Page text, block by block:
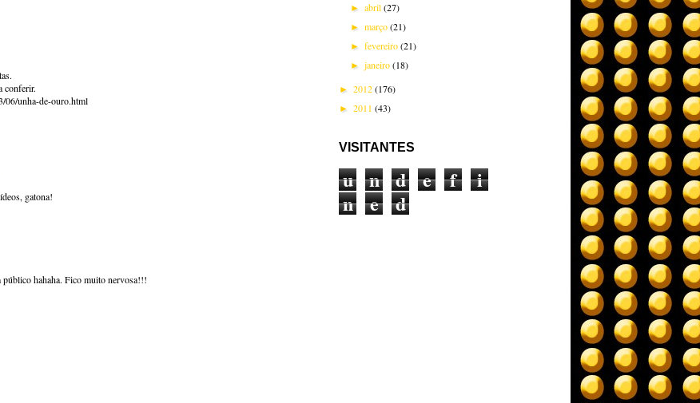
conferir.
06/unha-de-ouro.html
gatona!
hahaha. Fico muito nervosa!!!
►abril(27)
►março(21)
►fevereiro(21)
►janeiro(18)
► 2012(176)
► 2011 (43)
VISITANTES
u n d e f
i
n e d